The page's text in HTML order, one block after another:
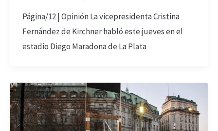
Página/12 | Opinión La vicepresidenta Cristina
Fernández de Kirchner habló este jueves en el
estadio Diego Maradona de La Plata